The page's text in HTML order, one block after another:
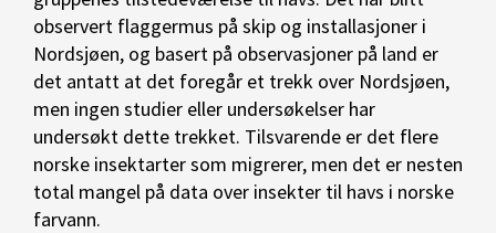
observert flaggermus på skip og installasjoner i
Nordsjøen, og basert på observasjoner på land er
det antatt at det foregår et trekk over Nordsjøen,
men ingen studier eller undersøkelser har
undersøkt dette trekket. Tilsvarende er det flere
norske insektarter som migrerer, men det er nesten
total mangel på data over insekter til havs i norske
farvann.